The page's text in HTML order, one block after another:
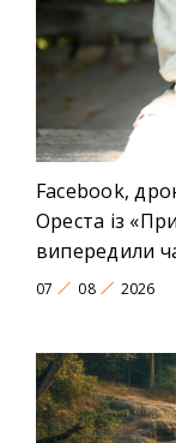
Facebook,
Ореста із
випередили
07 08 2026